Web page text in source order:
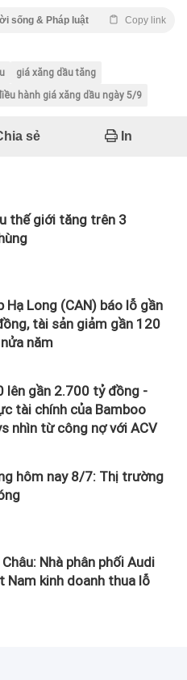
sống & Pháp luật Copy link
giá xăng dầu tăng
hành giá xăng dầu ngày 5/9
sẻ In
thế giới tăng trên 3
Hạ Long (CAN) báo lỗ gần
tài sản giảm gần 120
năm
lên gần 2.700 tỷ đồng -
tài chính của Bamboo
nhìn từ công nợ với ACV
hôm nay 8/7: Thị trường
Nhà phân phối Audi
Nam kinh doanh thua lỗ